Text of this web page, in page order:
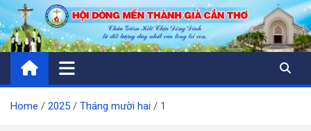
Skip
to
content
Home 2025 Tháng mười hai 1